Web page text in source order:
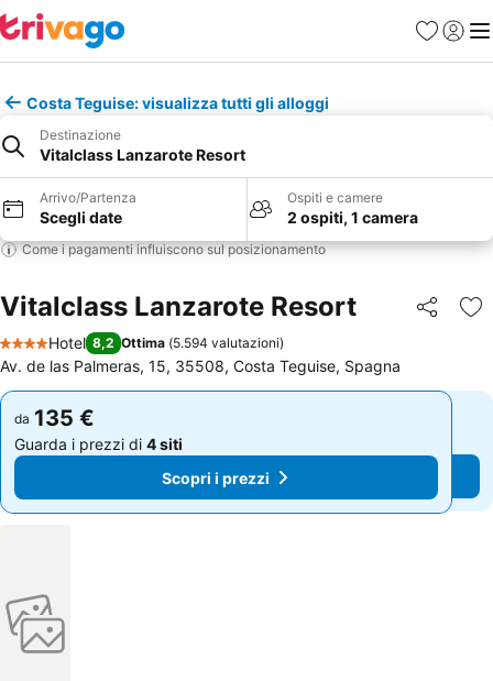
PreferitiAccedi
Costa Teguise: visualizza tutti gli alloggi
Destinazione
Vitalclass Lanzarote Resort
Arrivo/Partenza
Scegli date
Ospiti e camere
2 ospiti, 1 camera
Come i pagamenti influiscono sul posizionamento
Vitalclass Lanzarote Resort Condividi
4 Stelle
Hotel 8,2 Ottima (5.594 valutazioni)
Av. de las Palmeras, 15, 35508, Costa Teguise, Spagna
da 135 €
Guarda i prezzi di 4 siti
Scopri i prezzi
da 135 €
Guarda i prezzi di 4 siti
Scopri i prezzi